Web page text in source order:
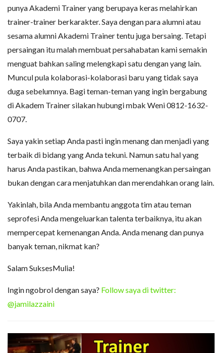
punya Akademi Trainer yang berupaya keras melahirkan
trainer-trainer berkarakter. Saya dengan para alumni atau
sesama alumni Akademi Trainer tentu juga bersaing. Tetapi
persaingan itu malah membuat persahabatan kami semakin
menguat bahkan saling melengkapi satu dengan yang lain.
Muncul pula kolaborasi-kolaborasi baru yang tidak saya
duga sebelumnya. Bagi teman-teman yang ingin bergabung
di Akadem Trainer silakan hubungi mbak Weni 0812-1632-
0707.
Saya yakin setiap Anda pasti ingin menang dan menjadi yang
terbaik di bidang yang Anda tekuni. Namun satu hal yang
harus Anda pastikan, bahwa Anda memenangkan persaingan
bukan dengan cara menjatuhkan dan merendahkan orang lain.
Yakinlah, bila Anda membantu anggota tim atau teman
seprofesi Anda mengeluarkan talenta terbaiknya, itu akan
mempercepat kemenangan Anda. Anda menang dan punya
banyak teman, nikmat kan?
Salam SuksesMulia!
Ingin ngobrol dengan saya? Follow saya di twitter:
@jamilazzaini